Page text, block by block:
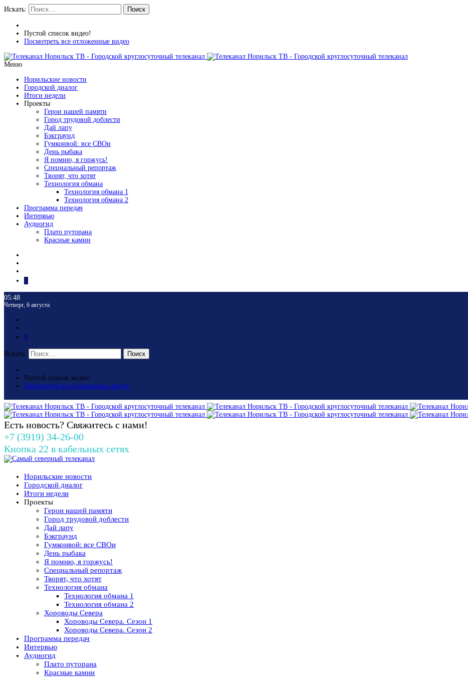
Искать: Поиск
Пустой список видео!
Посмотреть все отложенные видео
Меню
Норильские новости
Городской диалог
Итоги недели
Проекты
Герои нашей памяти
Город трудовой доблести
Дай лапу
Бэкграунд
Гумконвой: все СВОи
День рыбака
Я помню, я горжусь!
Специальный репортаж
Творят, что хотят
Технология обмана
Технология обмана 1
Технология обмана 2
Программа передач
Интервью
Аудиогид
Плато путорана
Красные камни
05:48
Четверг, 6 августа
Искать: Поиск
Пустой список видео!
Посмотреть все отложенные видео
Есть новость? Свяжитесь с нами!
+7 (3919) 34-26-00
Кнопка 22 в кабельных сетях
Норильские новости
Городской диалог
Итоги недели
Проекты
Герои нашей памяти
Город трудовой доблести
Дай лапу
Бэкграунд
Гумконвой: все СВОи
День рыбака
Я помню, я горжусь!
Специальный репортаж
Творят, что хотят
Технология обмана
Технология обмана 1
Технология обмана 2
Хороводы Севера
Хороводы Севера. Сезон 1
Хороводы Севера. Сезон 2
Программа передач
Интервью
Аудиогид
Плато путорана
Красные камни